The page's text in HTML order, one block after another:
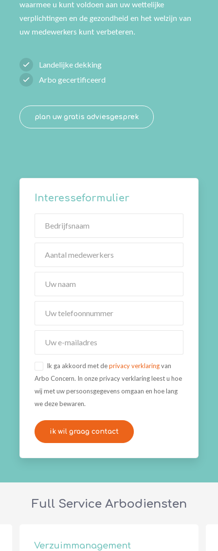
waarmee u kunt voldoen aan uw wettelijke
verplichtingen en de gezondheid en het welzijn van
uw medewerkers kunt verbeteren.
Landelijke dekking
Arbo gecertificeerd
plan uw gratis adviesgesprek
Interesseformulier
Ik ga akkoord met deprivacy verklaringvan
Arbo Concern. In onze privacy verklaring leest u hoe
wij met uw persoonsgegevens omgaan en hoe lang
we deze bewaren.
ik wil graag contact
Full Service Arbodiensten
Verzuimmanagement